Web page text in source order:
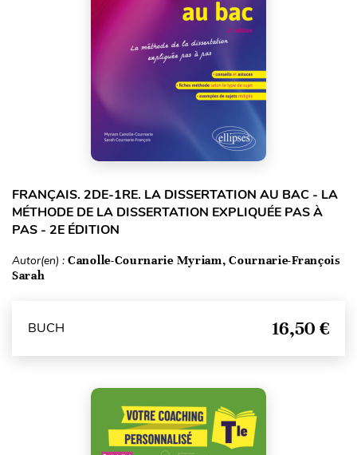
FRANÇAIS. 2DE-1RE. LA DISSERTATION AU BAC - LA
MÉTHODE DE LA DISSERTATION EXPLIQUÉE PAS À
PAS - 2E ÉDITION
Autor(en) : Canolle-Cournarie Myriam, Cournarie-François
Sarah
BUCH 16,50 €